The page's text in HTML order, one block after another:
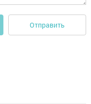
Отправить